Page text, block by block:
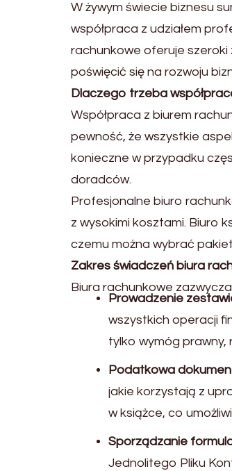
W żywym świecie biznesu
współpraca z udziałem
rachunkowe oferuje szeroki
poświęcić się na rozwoju
Dlaczego trzeba
Współpraca z biurem
pewność, że wszystkie
konieczne w przypadku
doradców.
Profesjonalne biuro
z wysokimi kosztami. Biuro
czemu można wybrać
Zakres świadczeń biura
Biura rachunkowe
Prowadzenie
wszystkich operacji
tylko wymóg prawny,
Podatkowa
jakie korzystają z
w książce, co
Sporządzanie
Jednolitego Pliku